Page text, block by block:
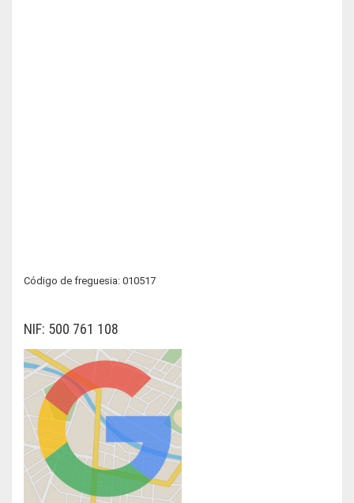
Código de freguesia: 010517
NIF: 500 761 108